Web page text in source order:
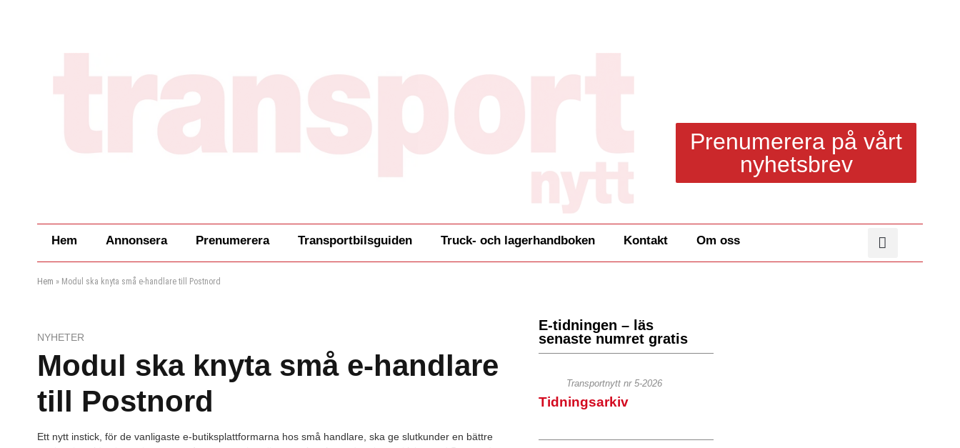
Prenumerera på vårt
nyhetsbrev
Hem Annonsera Prenumerera Transportbilsguiden Truck- och lagerhandboken Kontakt Om oss
Hem » Modul ska knyta små e-handlare till Postnord
NYHETER
Modul ska knyta små e-handlare
till Postnord
Ett nytt instick, för de vanligaste e-butiksplattformarna hos små handlare, ska ge slutkunder en bättre
E-tidningen – läs
senaste numret gratis
Transportnytt nr 5-2026
Tidningsarkiv